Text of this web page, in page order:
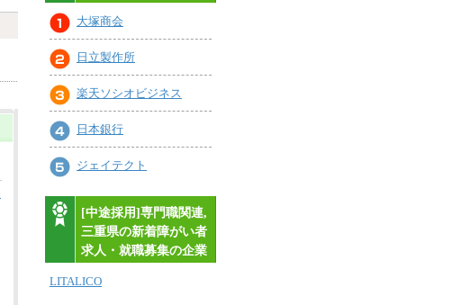
大塚商会
日立製作所
楽天ソシオビジネス
日本銀行
ジェイテクト
[中途採用]専門職関連,
三重県の新着障がい者
求人・就職募集の企業
LITALICO